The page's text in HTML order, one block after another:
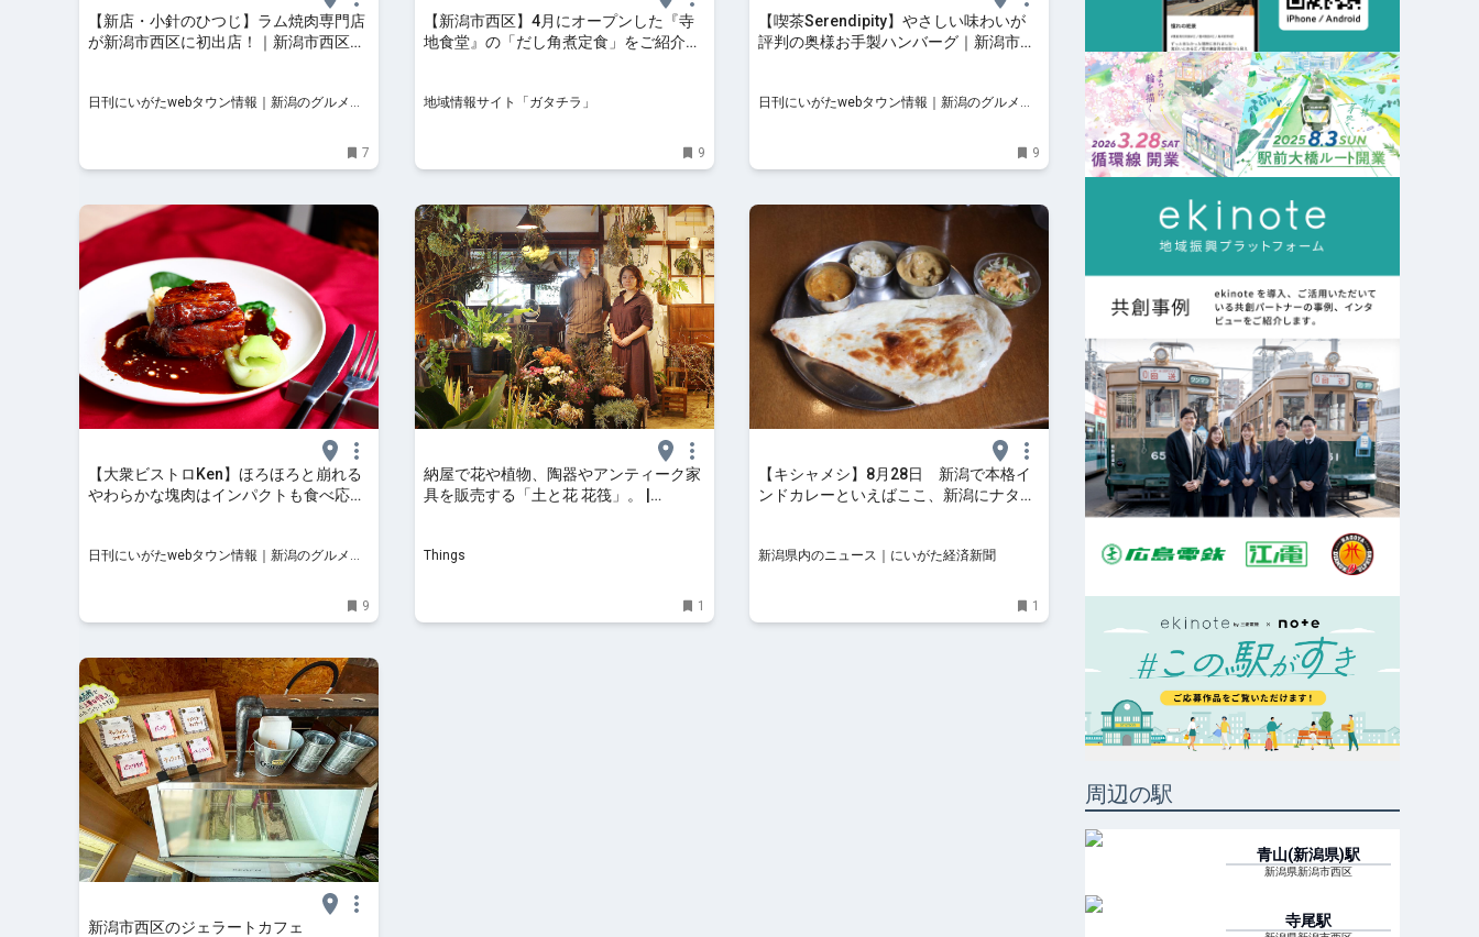
【新店・小針のひつじ】ラム焼肉専門店
が新潟市西区に初出店！｜新潟市西区小
日刊にいがたwebタウン情報｜新潟のグルメ・
7
【新潟市西区】4月にオープンした『寺
地食堂』の「だし角煮定食」をご紹介！
報サイト「ガタチラ」
地域情報サイト「ガタチラ」
9
【喫茶Serendipity】やさしい味わいが
評判の奥様お手製ハンバーグ｜新潟市西
日刊にいがたwebタウン情報｜新潟のグルメ・
9
【大衆ビストロKen】ほろほろと崩れる
やわらかな塊肉はインパクトも食べ応え
日刊にいがたwebタウン情報｜新潟のグルメ・
9
納屋で花や植物、陶器やアンティーク家
具を販売する「土と花 花筏」。 |
Things
1
【キシャメシ】8月28日 新潟で本格イ
ンドカレーといえばここ、新潟にナタラ
新潟県内のニュース｜にいがた経済新聞
1
新潟市西区のジェラートカフェ
周辺の駅
青山(新潟県)駅
新潟県新潟市西区
寺尾駅